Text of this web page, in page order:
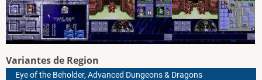
Variantes de Region
Eye of the Beholder, Advanced Dungeons & Dragons